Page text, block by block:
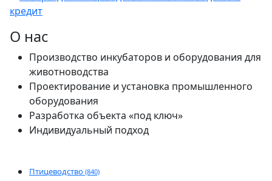
О нас
Производство инкубаторов и оборудования для
животноводства
Проектирование и установка промышленного
оборудования
Разработка объекта «под ключ»
Индивидуальный подход
Птицеводство (840)